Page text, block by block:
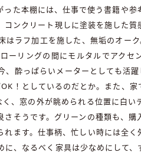
た本棚には、仕事で使う書籍や
ンクリート現しに塗装を施した
ラフ加工を施した、無垢のオー
ーリングの間にモルタルでアクセ
酔っぱらいメーターとしても活
！としているのだとか。また、
、窓の外が眺められる位置に白
そうです。グリーンの種類も、
ます。仕事柄、忙しい時には全
、なるべく家具は少なめにして